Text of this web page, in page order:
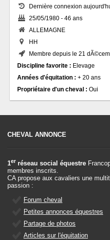
Dernière connexion
25/05/1980 - 46 ans
ALLEMAGNE
HH
Membre depuis le 21
Discipline favorite : Elevage
Années d'équitation : + 20 ans
Propriétaire d'un cheval : Oui
CHEVAL ANNONCE
1er réseau social équestre
membres inscrits.
CA propose aux cavaliers une
passion :
Forum cheval
Petites annonces équestres
Partage de photos
Articles sur l'équitation